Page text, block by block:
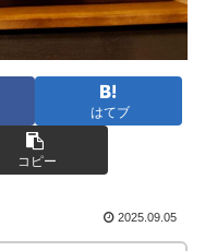
はてブ
コピー
2025.09.05